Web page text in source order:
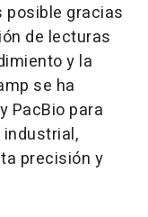
posible gracias
de lecturas
y la
se ha
PacBio para
precisión y